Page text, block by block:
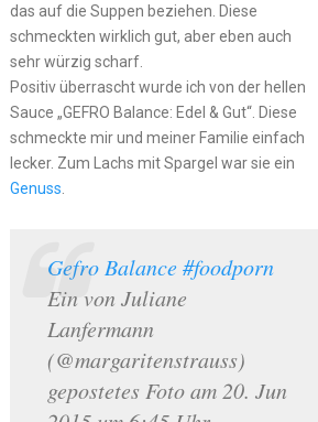
das auf die Suppen beziehen. Diese
schmeckten wirklich gut, aber eben auch
sehr würzig scharf.
Positiv überrascht wurde ich von der hellen
Sauce „GEFRO Balance: Edel & Gut“. Diese
schmeckte mir und meiner Familie einfach
lecker. Zum Lachs mit Spargel war sie ein
Genuss
Gefro Balance #foodporn
Ein von Juliane
Lanfermann
(@margaritenstrauss)
gepostetes Foto am 20. Jun